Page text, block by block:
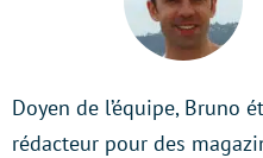
Doyen de l’équipe, Bruno
rédacteur pour des